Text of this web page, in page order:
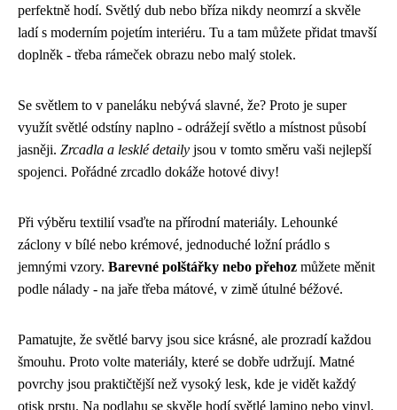
perfektně hodí. Světlý dub nebo bříza nikdy neomrzí a skvěle
ladí s moderním pojetím interiéru. Tu a tam můžete přidat tmavší
doplněk - třeba rámeček obrazu nebo malý stolek.
Se světlem to v paneláku nebývá slavné, že? Proto je super
využít světlé odstíny naplno - odrážejí světlo a místnost působí
jasněji. Zrcadla a lesklé detaily jsou v tomto směru vaši nejlepší
spojenci. Pořádné zrcadlo dokáže hotové divy!
Při výběru textilií vsaďte na přírodní materiály. Lehounké
záclony v bílé nebo krémové, jednoduché ložní prádlo s
jemnými vzory. Barevné polštářky nebo přehoz můžete měnit
podle nálady - na jaře třeba mátové, v zimě útulné béžové.
Pamatujte, že světlé barvy jsou sice krásné, ale prozradí každou
šmouhu. Proto volte materiály, které se dobře udržují. Matné
povrchy jsou praktičtější než vysoký lesk, kde je vidět každý
otisk prstu. Na podlahu se skvěle hodí světlé lamino nebo vinyl,